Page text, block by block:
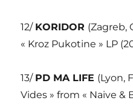
12/ KORIDOR (Zagreb,
« Kroz Pukotine » LP
13/ PD MA LIFE (Lyon,
Vides » from « Naive &